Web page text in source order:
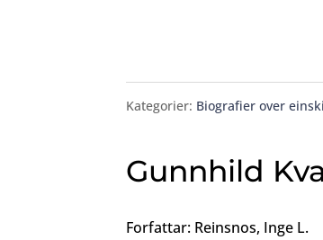
Kategorier: Biografier over
Gunnhild
Forfattar: Reinsnos, Inge L.